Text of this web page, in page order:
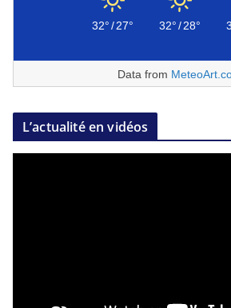
32°/27° 32°/28°
Data from
L’actualité en vidéos